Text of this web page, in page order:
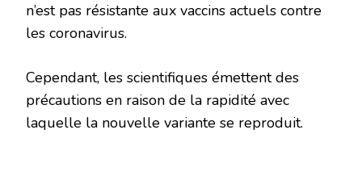
n’est pas résistante aux vaccins actuels contre
les coronavirus.
Cependant, les scientifiques émettent des
précautions en raison de la rapidité avec
laquelle la nouvelle variante se reproduit.